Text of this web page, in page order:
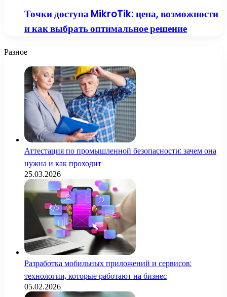
Точки доступа MikroTik: цена, возможности
и как выбрать оптимальное решение
Разное
Аттестация по промышленной безопасности: зачем она
нужна и как проходит
25.03.2026
Разработка мобильных приложений и сервисов:
технологии, которые работают на бизнес
05.02.2026